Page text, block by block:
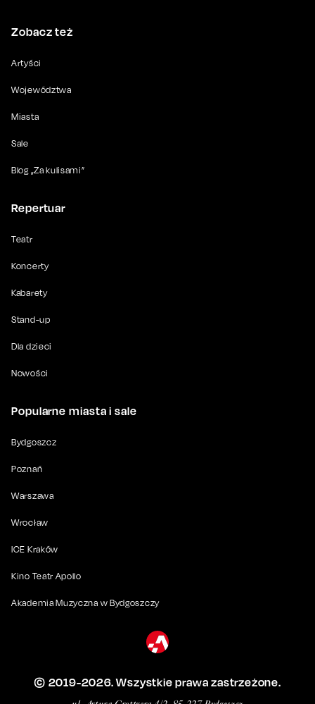
Zobacz też
Artyści
Województwa
Miasta
Sale
Blog „Za kulisami”
Repertuar
Teatr
Koncerty
Kabarety
Stand-up
Dla dzieci
Nowości
Popularne miasta i sale
Bydgoszcz
Poznań
Warszawa
Wrocław
ICE Kraków
Kino Teatr Apollo
Akademia Muzyczna w Bydgoszczy
© 2019-2026. Wszystkie prawa zastrzeżone.